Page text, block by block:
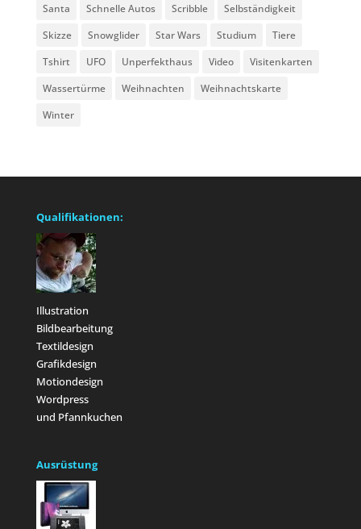
Santa
Schnelle Autos Scribble
Selbständigkeit
Skizze
Snowglider Star Wars Studium
Tiere
Tshirt
UFO Unperfekthaus Video
Visitenkarten
Wassertürme
Weihnachten
Weihnachtskarte
Winter
Qualifikationen:
Illustration
Bildbearbeitung
Textildesign
Grafikdesign
Motiondesign
Wordpress
und Pfannkuchen
Ausrüstung